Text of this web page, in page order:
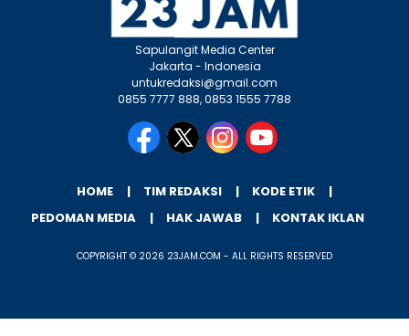
Sapulangit Media Center
Jakarta - Indonesia
untukredaksi@gmail.com
0855 7777 888, 0853 1555 7788
HOME TIM REDAKSI
KODE ETIK
PEDOMAN MEDIA
HAK JAWAB KONTAK IKLAN
COPYRIGHT © 2026 23JAM.COM - ALL RIGHTS RESERVED